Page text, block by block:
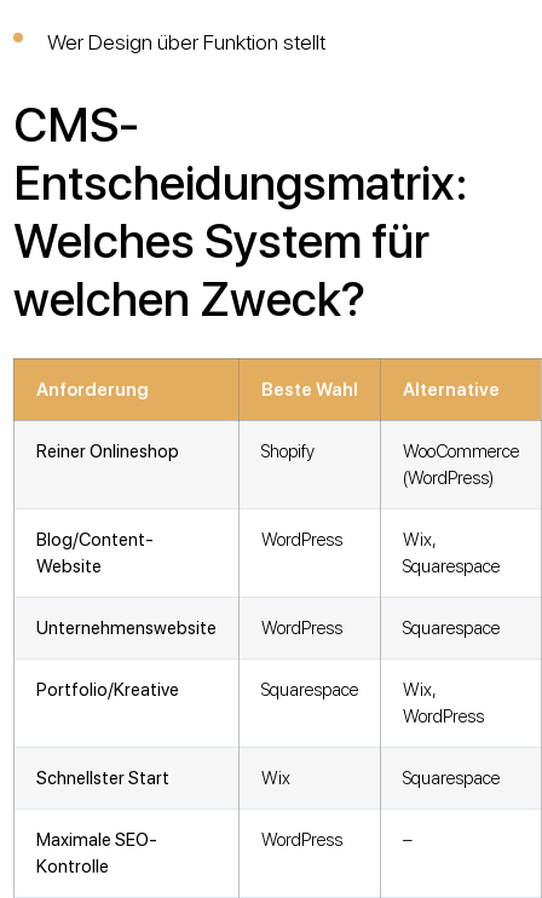
Wer Design über Funktion stellt
CMS-
Entscheidungsmatrix:
Welches System für
welchen Zweck?
Anforderung Beste Wahl Alternative
Reiner Onlineshop Shopify
WooCommerce
(WordPress)
Blog/Content-
Website
WordPress
Wix,
Squarespace
Unternehmenswebsite WordPress Squarespace
Portfolio/Kreative Squarespace
Wix,
WordPress
Schnellster Start Wix Squarespace
Maximale SEO-
Kontrolle
WordPress –